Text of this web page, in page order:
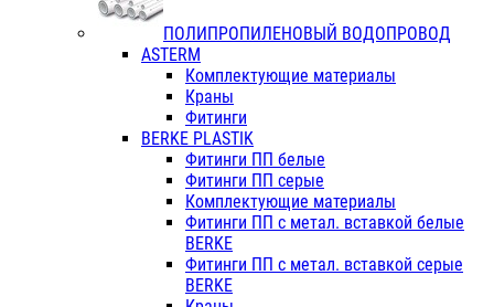
ПОЛИПРОПИЛЕНОВЫЙ ВОДОПРОВОД
ASTERM
Комплектующие материалы
Краны
Фитинги
BERKE PLASTIK
Фитинги ПП белые
Фитинги ПП серые
Комплектующие материалы
Фитинги ПП с метал. вставкой белые
BERKE
Фитинги ПП с метал. вставкой серые
BERKE